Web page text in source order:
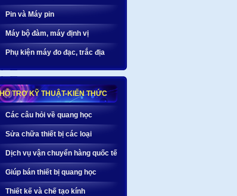
Pin và Máy pin
Máy bộ đàm, máy định vị
Phụ kiện máy đo đạc, trắc địa
HỖ TRỢ KỸ THUẬT-KIẾN THỨC
Các câu hỏi về quang học
Sửa chữa thiết bị các loại
Dịch vụ vận chuyển hàng quốc tế
Giúp bán thiết bị quang học
Thiết kế và chế tạo kính